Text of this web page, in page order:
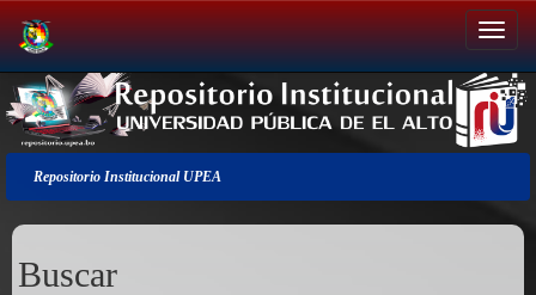
Salir
de
la
navegación
Repositorio Institucional UPEA
Buscar